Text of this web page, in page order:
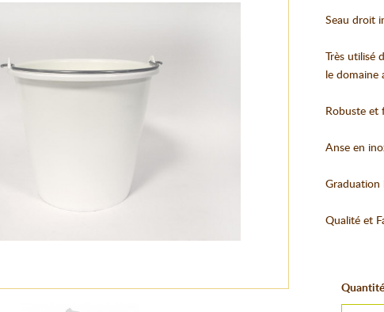
Seau droit
Très utilisé
le domaine
Robuste et
Anse en
Graduation
Qualité et
Quantité